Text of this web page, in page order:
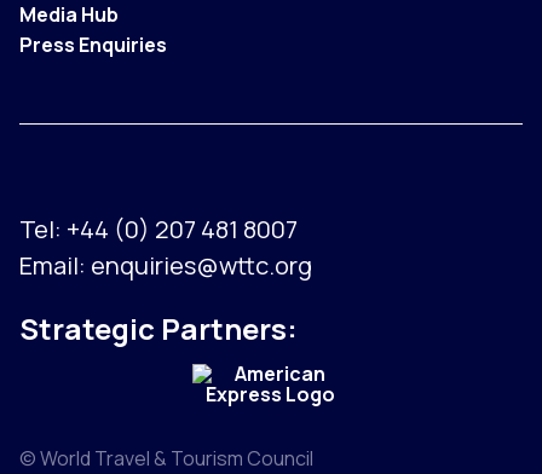
Media Hub
Press Enquiries
Tel: +44 (0) 207 481 8007
Email: enquiries@wttc.org
Strategic Partners:
© World Travel & Tourism Council